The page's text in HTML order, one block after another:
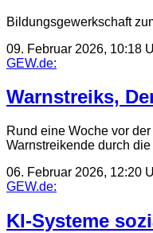
Bildungsgewerkschaft
09. Februar 2026, 10:18
GEW.de:
Warnstreiks,
Rund eine Woche vor
Warnstreikende durch
06. Februar 2026, 12:20
GEW.de:
KI-Systeme